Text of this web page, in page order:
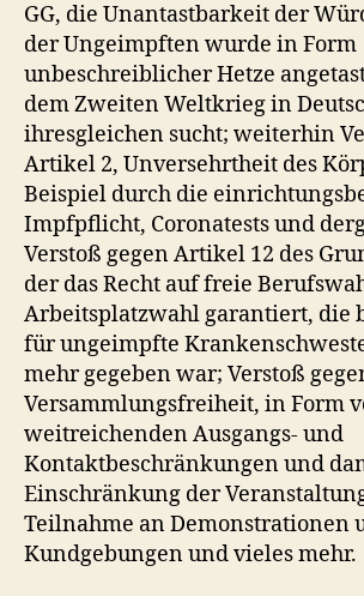
GG, die Unantastbarkeit der
der Ungeimpften wurde in Form
unbeschreiblicher Hetze
dem Zweiten Weltkrieg in
ihresgleichen sucht; weiterhin
Artikel 2, Unversehrtheit des
Beispiel durch die
Impfpflicht, Coronatests und
Verstoß gegen Artikel 12 des
der das Recht auf freie
Arbeitsplatzwahl garantiert, die
für ungeimpfte
mehr gegeben war; Verstoß
Versammlungsfreiheit, in Form
weitreichenden Ausgangs- und
Kontaktbeschränkungen und
Einschränkung der
Teilnahme an Demonstrationen
Kundgebungen und vieles mehr.